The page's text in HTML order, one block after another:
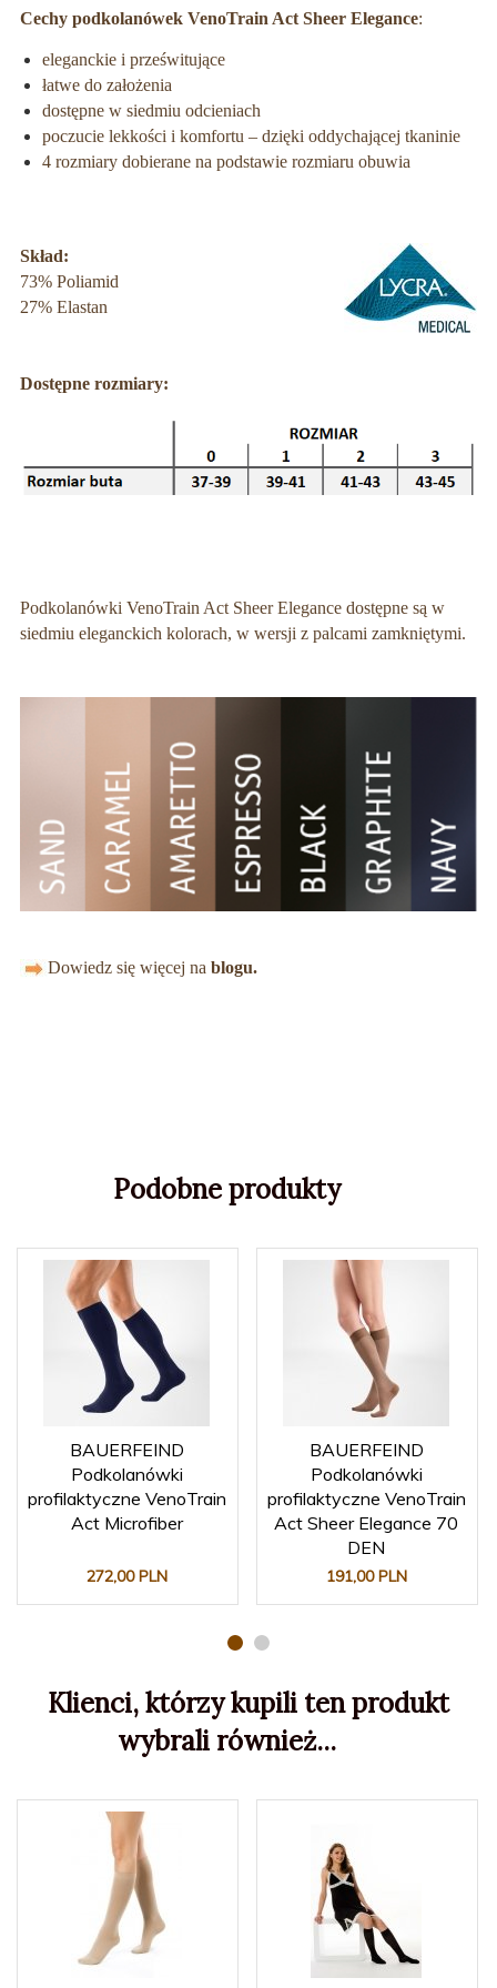
Cechy podkolanówek VenoTrain Act Sheer Elegance:
eleganckie i prześwitujące
łatwe do założenia
dostępne w siedmiu odcieniach
poczucie lekkości i komfortu – dzięki oddychającej tkaninie
4 rozmiary dobierane na podstawie rozmiaru obuwia
Skład:
73% Poliamid
27% Elastan
Dostępne rozmiary:
Podkolanówki VenoTrain Act Sheer Elegance dostępne są w
siedmiu eleganckich kolorach, w wersji z palcami zamkniętymi.
Dowiedz się więcej na blogu.
Podobne produkty
BAUERFEIND
Podkolanówki
profilaktyczne VenoTrain
Act Microfiber
272,00 PLN
BAUERFEIND
Podkolanówki
profilaktyczne VenoTrain
Act Sheer Elegance 70
DEN
191,00 PLN
Klienci, którzy kupili ten produkt
wybrali również...